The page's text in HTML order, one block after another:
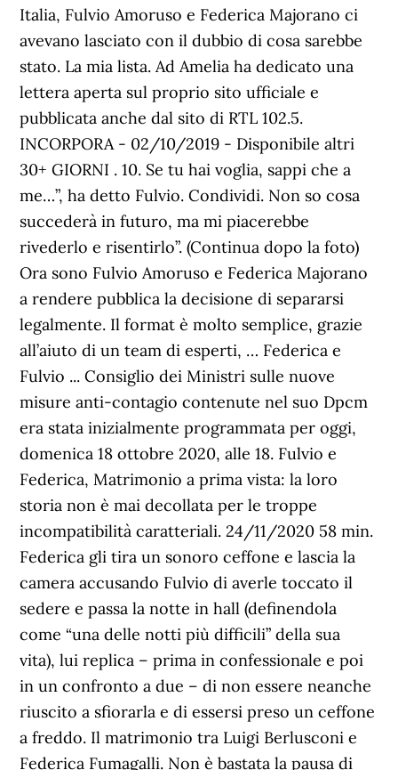
Italia, Fulvio Amoruso e Federica Majorano ci
avevano lasciato con il dubbio di cosa sarebbe
stato. La mia lista. Ad Amelia ha dedicato una
lettera aperta sul proprio sito ufficiale e
pubblicata anche dal sito di RTL 102.5.
INCORPORA - 02/10/2019 - Disponibile altri
30+ GIORNI . 10. Se tu hai voglia, sappi che a
me…”, ha detto Fulvio. Condividi. Non so cosa
succederà in futuro, ma mi piacerebbe
rivederlo e risentirlo”. (Continua dopo la foto)
Ora sono Fulvio Amoruso e Federica Majorano
a rendere pubblica la decisione di separarsi
legalmente. Il format è molto semplice, grazie
all’aiuto di un team di esperti, … Federica e
Fulvio ... Consiglio dei Ministri sulle nuove
misure anti-contagio contenute nel suo Dpcm
era stata inizialmente programmata per oggi,
domenica 18 ottobre 2020, alle 18. Fulvio e
Federica, Matrimonio a prima vista: la loro
storia non è mai decollata per le troppe
incompatibilità caratteriali. 24/11/2020 58 min.
Federica gli tira un sonoro ceffone e lascia la
camera accusando Fulvio di averle toccato il
sedere e passa la notte in hall (definendola
come “una delle notti più difficili” della sua
vita), lui replica – prima in confessionale e poi
in un confronto a due – di non essere neanche
riuscito a sfiorarla e di essersi preso un ceffone
a freddo. Il matrimonio tra Luigi Berlusconi e
Federica Fumagalli. Non è bastata la pausa di